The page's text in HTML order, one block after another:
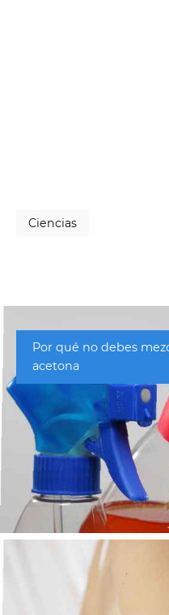
Ciencias
Por qué no debes
acetona